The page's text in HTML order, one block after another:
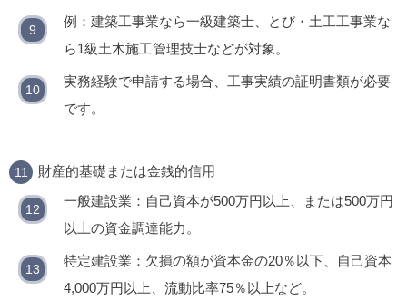
例：建築工事業なら一級建築士、とび・土工工事業な
ら1級土木施工管理技士などが対象。
実務経験で申請する場合、工事実績の証明書類が必要
です。
財産的基礎または金銭的信用
一般建設業：自己資本が500万円以上、または500万円
以上の資金調達能力。
特定建設業：欠損の額が資本金の20％以下、自己資本
4,000万円以上、流動比率75％以上など。